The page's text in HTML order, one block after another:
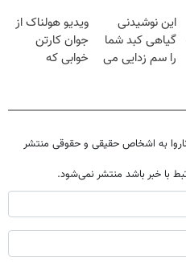
خانگی
صحبت کنید)
این نوشیدنی
گیاهی کبد شما
را سم زدایی می
ویدیو هولناک از
جوان کارتن
خوابی که
به اشخاص حقیقی و حقوقی منتشر
با خبر باشد منتشر نمی‌شود.